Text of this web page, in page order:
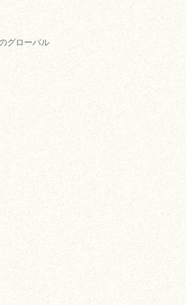
グローバル